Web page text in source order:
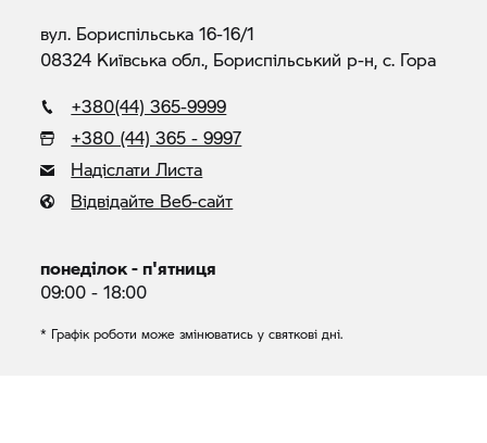
вул. Бориспільська 16-16/1
08324 Київська обл., Бориспільський р-н, с. Гора
+380(44) 365-9999
+380 (44) 365 - 9997
Надіслати Листа
Відвідайте Веб-сайт
понеділок - п'ятниця
09:00 - 18:00
* Графік роботи може змінюватись у святкові дні.